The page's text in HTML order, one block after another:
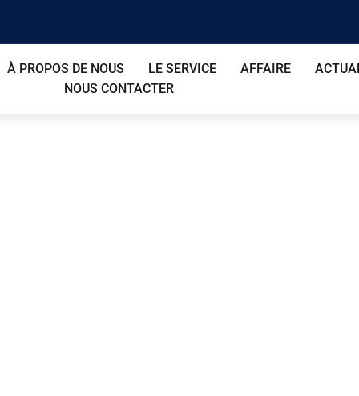
À PROPOS DE NOUS LE SERVICE AFFAIRE
NOUS CONTACTER